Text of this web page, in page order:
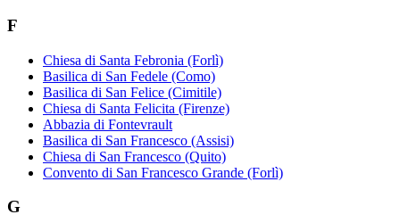
F
Chiesa di Santa Febronia (Forlì)
Basilica di San Fedele (Como)
Basilica di San Felice (Cimitile)
Chiesa di Santa Felicita (Firenze)
Abbazia di Fontevrault
Basilica di San Francesco (Assisi)
Chiesa di San Francesco (Quito)
Convento di San Francesco Grande (Forlì)
G